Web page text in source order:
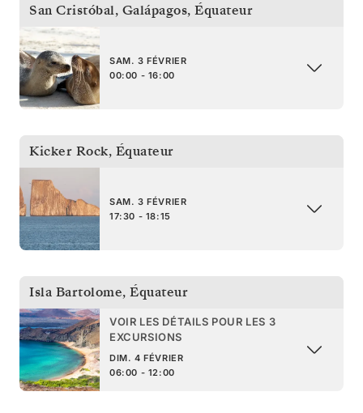
San Cristóbal, Galápagos, Équateur
SAM. 3 FÉVRIER
00:00 - 16:00
Kicker Rock, Équateur
SAM. 3 FÉVRIER
17:30 - 18:15
Isla Bartolome, Équateur
VOIR LES DÉTAILS POUR LES 3
EXCURSIONS
DIM. 4 FÉVRIER
06:00 - 12:00